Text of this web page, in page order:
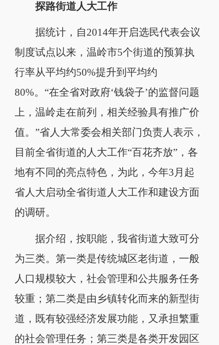
探路街道人大工作
据统计，自2014年开启选民代表会议
制度试点以来，温岭市5个街道的预算执
行率从平均约50%提升到平均约
80%。“在全省对政府‘钱袋子’的监督问题
上，温岭走在前列，相关经验具有推广价
值。”省人大常委会相关部门负责人表示，
目前全省街道的人大工作“百花齐放”，各
地有不同的亮点特色，为此，今年3月起
省人大启动全省街道人大工作和建设方面
的调研。
据介绍，按职能，我省街道大致可分
为三类。第一类是传统城区老街道，一般
人口规模较大，社会管理和公共服务任务
较重；第二类是由乡镇转化而来的新型街
道，既有较强经济发展功能，又承担繁重
的社会管理任务；第三类是各类开发园区